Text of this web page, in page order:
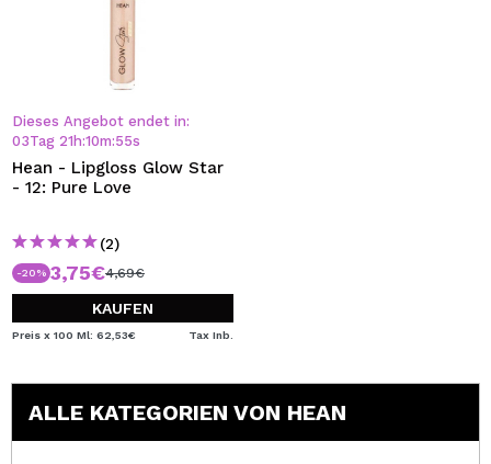
Dieses Angebot endet in:
03Tag 21 h:10m:54s
Hean - Lipgloss Glow Star
- 12: Pure Love
(2)
-20% 3,75€4,69€
KAUFEN
Preis x 100 Ml: 62,53€ Tax Inb.
ALLE KATEGORIEN VON HEAN